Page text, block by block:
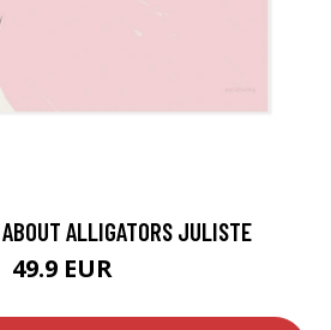
ALLIGATORS JULISTE
49.9 EUR